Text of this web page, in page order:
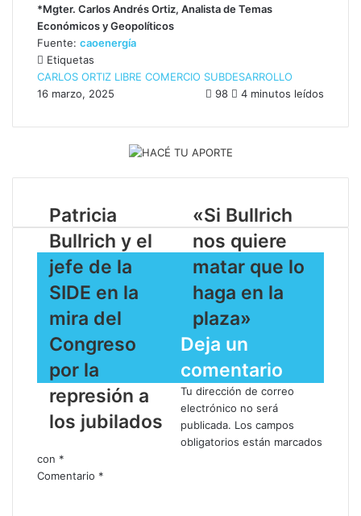
*Mgter. Carlos Andrés Ortiz, Analista de Temas
Económicos y Geopolíticos
Fuente: caoenergía
Etiquetas
CARLOS ORTIZ LIBRE COMERCIO SUBDESARROLLO
16 marzo, 2025
98 4 minutos leídos
Patricia
Bullrich y el
jefe de la
SIDE en la
mira del
Congreso
por la
represión a
los jubilados
​«Si Bullrich
nos quiere
matar que lo
haga en la
plaza»
Deja un
comentario
Tu dirección de correo
electrónico no será
publicada. Los campos
obligatorios están marcados
con *
Comentario *